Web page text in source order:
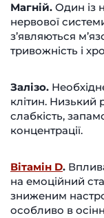
Магній. Один із
нервової
з’являються
тривожність і
Залізо.
клітин. Низький
слабкість,
концентрації.
Вітамін D.
на емоційний
зниженим
особливо в